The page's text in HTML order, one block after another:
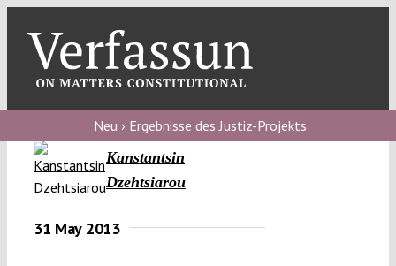
content
blog
Verfassungs
debate
Verfassungs
Neu › Ergebnisse des Justiz-Projekts
Kanstantsin
Dzehtsiarou
31 May 2013